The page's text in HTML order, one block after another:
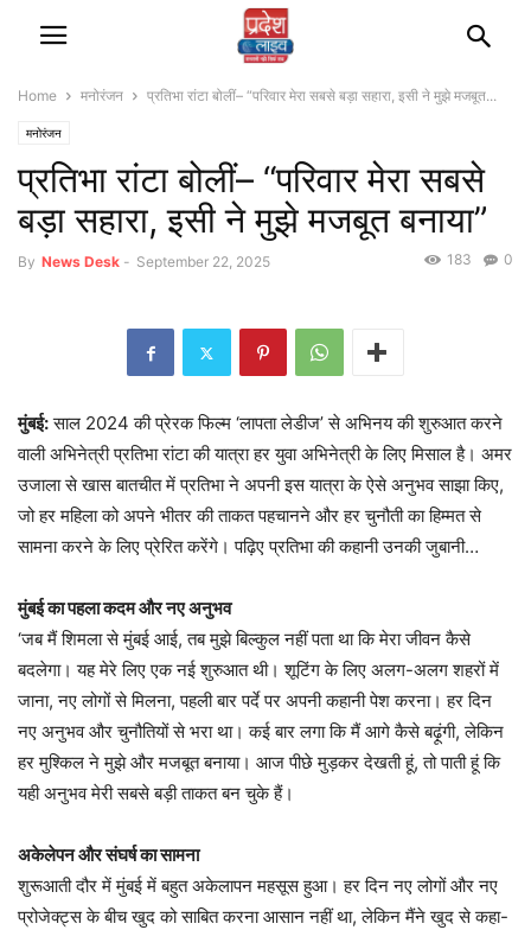
Home मनोरंजन प्रतिभा रांटा बोलीं– “परिवार मेरा सबसे बड़ा सहारा, इसी ने मुझे मजबूत...
मनोरंजन
प्रतिभा रांटा बोलीं– “परिवार मेरा सबसे
बड़ा सहारा, इसी ने मुझे मजबूत बनाया”
By News Desk - September 22, 2025 0
183
मुंबई:साल 2024 की प्रेरक फिल्म ‘लापता लेडीज’ से अभिनय की शुरुआत करने
वाली अभिनेत्री प्रतिभा रांटा की यात्रा हर युवा अभिनेत्री के लिए मिसाल है। अमर
उजाला से खास बातचीत में प्रतिभा ने अपनी इस यात्रा के ऐसे अनुभव साझा किए,
जो हर महिला को अपने भीतर की ताकत पहचानने और हर चुनौती का हिम्मत से
सामना करने के लिए प्रेरित करेंगे। पढ़िए प्रतिभा की कहानी उनकी जुबानी…
मुंबई का पहला कदम और नए अनुभव
‘जब मैं शिमला से मुंबई आई, तब मुझे बिल्कुल नहीं पता था कि मेरा जीवन कैसे
बदलेगा। यह मेरे लिए एक नई शुरुआत थी। शूटिंग के लिए अलग-अलग शहरों में
जाना, नए लोगों से मिलना, पहली बार पर्दे पर अपनी कहानी पेश करना। हर दिन
नए अनुभव और चुनौतियों से भरा था। कई बार लगा कि मैं आगे कैसे बढ़ूंगी, लेकिन
हर मुश्किल ने मुझे और मजबूत बनाया। आज पीछे मुड़कर देखती हूं, तो पाती हूं कि
यही अनुभव मेरी सबसे बड़ी ताकत बन चुके हैं।
अकेलेपन और संघर्ष का सामना
शुरूआती दौर में मुंबई में बहुत अकेलापन महसूस हुआ। हर दिन नए लोगों और नए
प्रोजेक्ट्स के बीच खुद को साबित करना आसान नहीं था, लेकिन मैंने खुद से कहा-